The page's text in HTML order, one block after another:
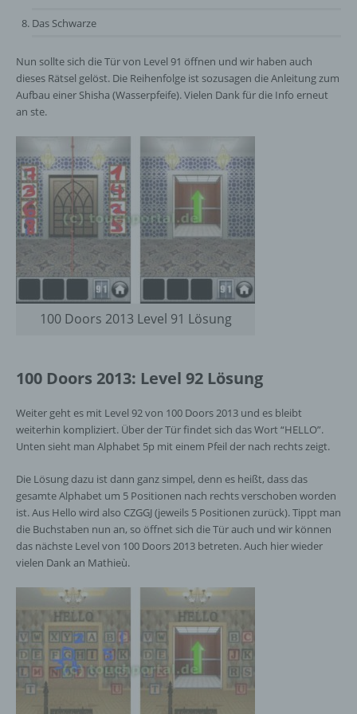
Das Schwarze
Nun sollte sich die Tür von Level 91 öffnen und wir haben auch
dieses Rätsel gelöst. Die Reihenfolge ist sozusagen die Anleitung zum
Aufbau einer Shisha (Wasserpfeife). Vielen Dank für die Info erneut
an ste.
100 Doors 2013 Level 91 Lösung
100 Doors 2013: Level 92 Lösung
Weiter geht es mit Level 92 von 100 Doors 2013 und es bleibt
weiterhin kompliziert. Über der Tür findet sich das Wort “HELLO”.
Unten sieht man Alphabet 5p mit einem Pfeil der nach rechts zeigt.
Die Lösung dazu ist dann ganz simpel, denn es heißt, dass das
gesamte Alphabet um 5 Positionen nach rechts verschoben worden
ist. Aus Hello wird also CZGGJ (jeweils 5 Positionen zurück). Tippt man
die Buchstaben nun an, so öffnet sich die Tür auch und wir können
das nächste Level von 100 Doors 2013 betreten. Auch hier wieder
vielen Dank an Mathieù.